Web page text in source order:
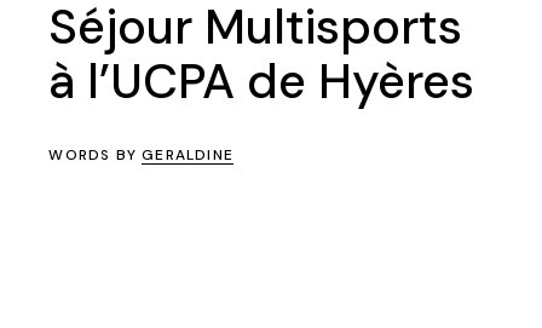
Séjour Multisports
à l’UCPA de Hyères
WORDS BYGERALDINE